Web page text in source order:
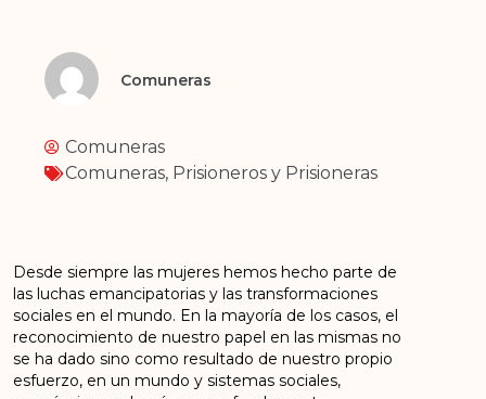
Comuneras
Comuneras
Comuneras, Prisioneros y Prisioneras
Desde siempre las mujeres hemos hecho parte de
las luchas emancipatorias y las transformaciones
sociales en el mundo. En la mayoría de los casos, el
reconocimiento de nuestro papel en las mismas no
se ha dado sino como resultado de nuestro propio
esfuerzo, en un mundo y sistemas sociales,